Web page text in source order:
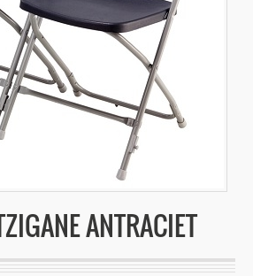
ANTRACIET